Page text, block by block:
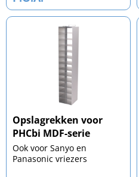
Opslagrekken voor
PHCbi MDF-serie
Ook voor Sanyo en
Panasonic vriezers